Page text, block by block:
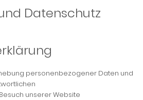
Datenschutz
personenbezogener Daten und
unserer Website